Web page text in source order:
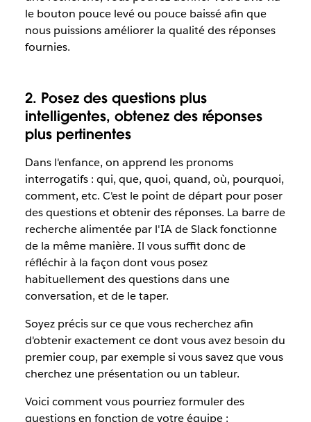
le bouton pouce levé ou pouce baissé afin que
nous puissions améliorer la qualité des réponses
fournies.
2. Posez des questions plus
intelligentes, obtenez des réponses
plus pertinentes
Dans l'enfance, on apprend les pronoms
interrogatifs : qui, que, quoi, quand, où, pourquoi,
comment, etc. C'est le point de départ pour poser
des questions et obtenir des réponses. La barre de
recherche alimentée par l'IA de Slack fonctionne
de la même manière. Il vous suffit donc de
réfléchir à la façon dont vous posez
habituellement des questions dans une
conversation, et de le taper.
Soyez précis sur ce que vous recherchez afin
d'obtenir exactement ce dont vous avez besoin du
premier coup, par exemple si vous savez que vous
cherchez une présentation ou un tableur.
Voici comment vous pourriez formuler des
questions en fonction de votre équipe :